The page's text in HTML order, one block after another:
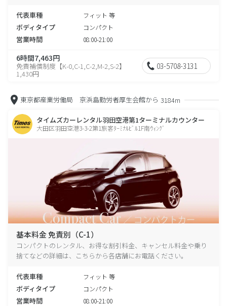
代表車種 フィット 等
ボディタイプ コンパクト
営業時間 08:00-21:00
6時間7,463円
免責補償制度【K-0,C-1,C-2,M-2,S-2】
1,430円
03-5708-3131
東京都産業労働局 京浜島勤労者厚生会館から 3184m
タイムズカーレンタル羽田空港第1ターミナルカウンター
大田区羽田空港3-3-2第1旅客ﾀｰﾐﾅﾙﾋﾞﾙ1F南ｳｨﾝｸﾞ
基本料金 免責別（C-1）
コンパクトのレンタル、お得な割引料金、キャンセル料金や乗り
捨てなどの詳細は、こちらから各店舗にお電話ください。
代表車種 フィット 等
ボディタイプ コンパクト
営業時間 08:00-21:00